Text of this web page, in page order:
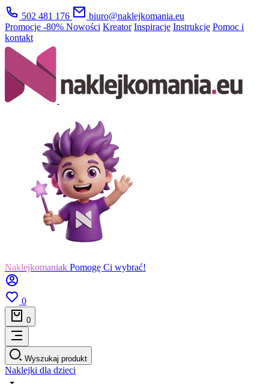
502 481 176
biuro@naklejkomania.eu
Promocje -80% Nowości Kreator Inspiracje Instrukcje Pomoc i
kontakt
Naklejkomaniak Pomogę Ci wybrać!
0
0
Wyszukaj produkt
Naklejki dla dzieci